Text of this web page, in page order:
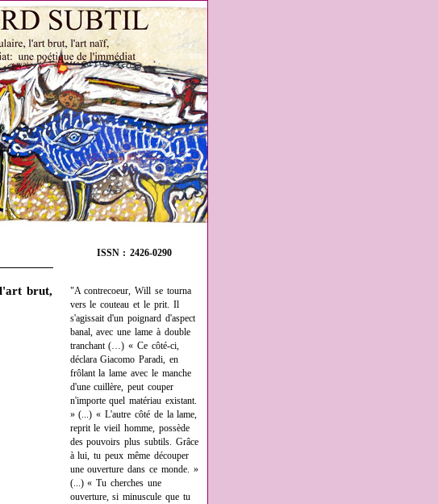
ISSN : 2426-0290
"A contrecoeur, Will se tourna
vers le couteau et le prit. Il
s'agissait d'un poignard d'aspect
banal, avec une lame à double
tranchant (…) « Ce côté-ci,
déclara Giacomo Paradi, en
frôlant la lame avec le manche
d'une cuillère, peut couper
n'importe quel matériau existant.
» (...) « L'autre côté de la lame,
reprit le vieil homme, possède
des pouvoirs plus subtils. Grâce
à lui, tu peux même découper
une ouverture dans ce monde. »
(...) « Tu cherches une
ouverture, si minuscule que tu
brut,